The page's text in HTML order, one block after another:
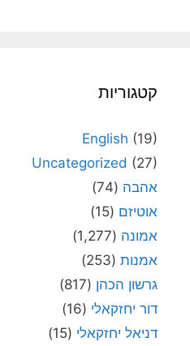
קטגוריות
English (19)
Uncategorized (27)
אהבה (74)
אוטיזם (15)
אמונה (1,277)
אמנות (253)
גרשון הכהן (817)
דור יחזקאלי (16)
דניאל יחזקאלי (15)